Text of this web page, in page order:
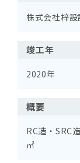
株式会社梓設
竣工年
2020年
概要
RC造・
㎡